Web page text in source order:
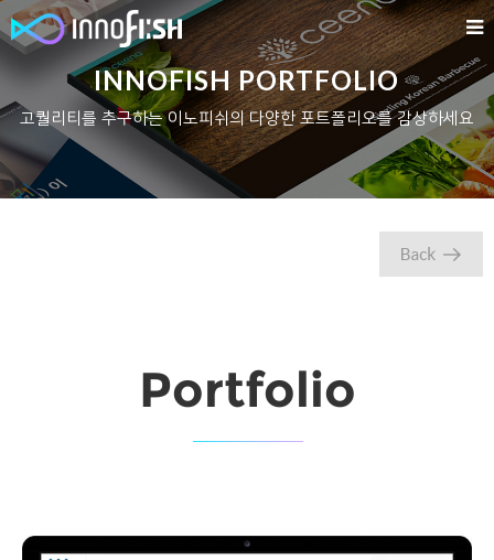
INNOFISH PORTFOLIO
고퀄리티를 추구하는 이노피쉬의 다양한 포트폴리오를 감상하세요
Portfolio